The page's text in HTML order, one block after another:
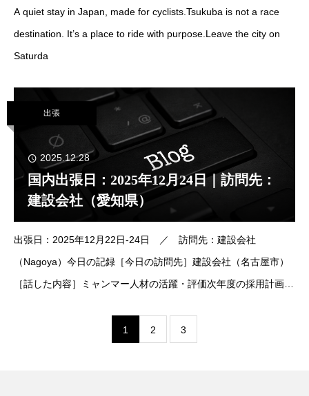
A quiet stay in Japan, made for cyclists.Tsukuba is not a race
destination. It’s a place to ride with purpose.Leave the city on
Saturda
出張
2025.12.28
国内出張日：2025年12月24日｜訪問先：
建設会社（愛知県）
出張日：2025年12月22日-24日 ／ 訪問先：建設会社
（Nagoya）今日の記録［今日の訪問先］建設会社（名古屋市）
［話した内容］ミャンマー人材の活躍・評価次年度の採用計画に
1 2 3